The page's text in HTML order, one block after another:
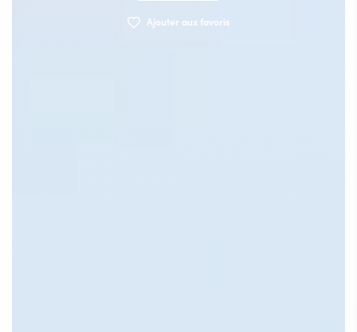
Ajouter aux favoris